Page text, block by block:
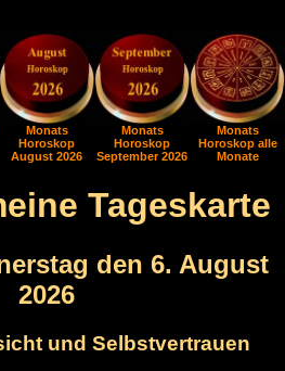
Monats
Horoskop
August 2026
Monats
Horoskop
September 2026
Monats
Horoskop alle
Monate
Tageskarte
den 6. August
2026
und Selbstvertrauen